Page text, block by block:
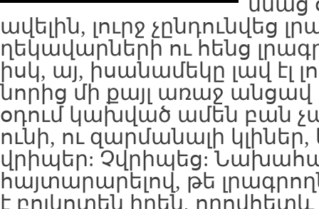
ավելին, լուրջ չընդունվեց
ղեկավարների ու հենց
իսկ, այ, իսանամեկը լավ էլ
նորից մի քայլ առաջ անցավ
օդում կախված ամեն բան
ունի, ու զարմանալի
վրիպեր: Չվրիպեց:
հայտարարելով, թե
է բոյկոտեն իրեն,